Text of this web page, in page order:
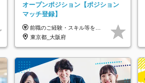
オープンポジション【ポジション
マッチ登録】
前職のご経験・スキル等を考慮して決定します。
東京都_大阪府